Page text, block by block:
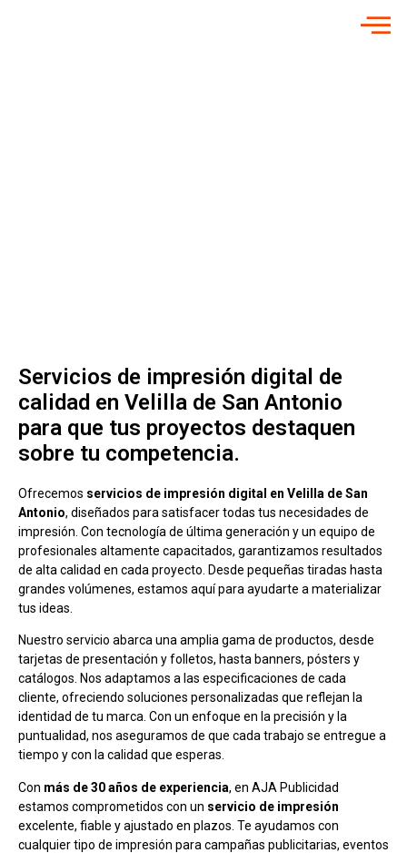
Servicios de impresión digital de
calidad en Velilla de San Antonio
para que tus proyectos destaquen
sobre tu competencia.
Ofrecemos servicios de impresión digital en Velilla de San
Antonio, diseñados para satisfacer todas tus necesidades de
impresión. Con tecnología de última generación y un equipo de
profesionales altamente capacitados, garantizamos resultados
de alta calidad en cada proyecto. Desde pequeñas tiradas hasta
grandes volúmenes, estamos aquí para ayudarte a materializar
tus ideas.
Nuestro servicio abarca una amplia gama de productos, desde
tarjetas de presentación y folletos, hasta banners, pósters y
catálogos. Nos adaptamos a las especificaciones de cada
cliente, ofreciendo soluciones personalizadas que reflejan la
identidad de tu marca. Con un enfoque en la precisión y la
puntualidad, nos aseguramos de que cada trabajo se entregue a
tiempo y con la calidad que esperas.
Con más de 30 años de experiencia, en AJA Publicidad
estamos comprometidos con un servicio de impresión
excelente, fiable y ajustado en plazos. Te ayudamos con
cualquier tipo de impresión para campañas publicitarias, eventos